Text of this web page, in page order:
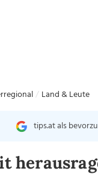
Land & Leute
tips.at als